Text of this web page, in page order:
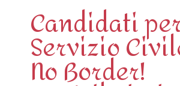
Candidati
Servizio
No Border!